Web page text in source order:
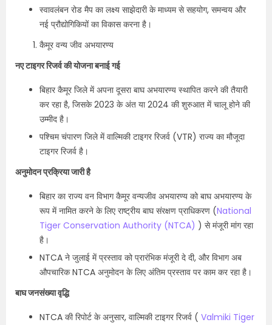
स्वावलंबन रोड मैप का लक्ष्य साझेदारी के माध्यम से सहयोग, समन्वय और
नई प्रौद्योगिकियों का विकास करना है।
कैमूर वन्य जीव अभयारण्य
नए टाइगर रिजर्व की योजना बनाई गई
बिहार कैमूर जिले में अपना दूसरा बाघ अभयारण्य स्थापित करने की तैयारी
कर रहा है, जिसके 2023 के अंत या 2024 की शुरुआत में चालू होने की
उम्मीद है।
पश्चिम चंपारण जिले में वाल्मिकी टाइगर रिजर्व (VTR) राज्य का मौजूदा
टाइगर रिजर्व है।
अनुमोदन प्रक्रिया जारी है
बिहार का राज्य वन विभाग कैमूर वन्यजीव अभयारण्य को बाघ अभयारण्य के
रूप में नामित करने के लिए राष्ट्रीय बाघ संरक्षण प्राधिकरण (National
Tiger Conservation Authority (NTCA) ) से मंजूरी मांग रहा
है।
NTCA ने जुलाई में प्रस्ताव को प्रारंभिक मंजूरी दे दी, और विभाग अब
औपचारिक NTCA अनुमोदन के लिए अंतिम प्रस्ताव पर काम कर रहा है।
बाघ जनसंख्या वृद्धि
NTCA की रिपोर्ट के अनुसार, वाल्मिकी टाइगर रिजर्व ( Valmiki Tiger